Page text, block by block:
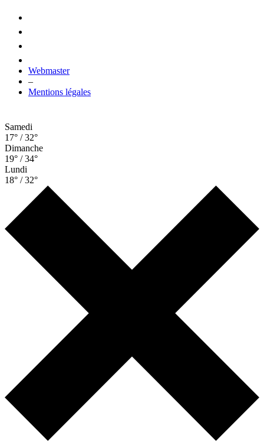
Webmaster
–
Mentions légales
Samedi
17° / 32°
Dimanche
19° / 34°
Lundi
18° / 32°